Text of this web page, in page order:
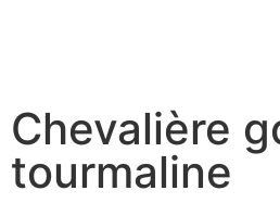
Chevalière
tourmaline